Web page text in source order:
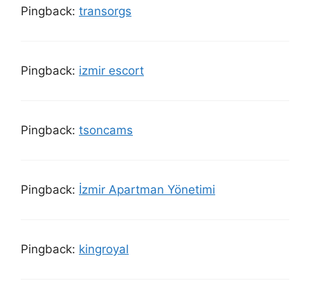
Pingback: transorgs
Pingback: izmir escort
Pingback: tsoncams
Pingback: İzmir Apartman Yönetimi
Pingback: kingroyal